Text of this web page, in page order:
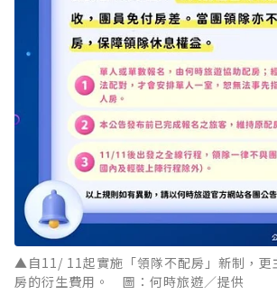
▲自11/ 11起實施「領隊不配房」新制，更
房的衍生費用。 圖：何時旅遊／提供